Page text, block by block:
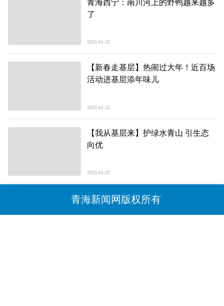
青海西宁：南川河上的野鸭越来越多
了
2025-01-22
【新春走基层】热闹过大年！近百场
活动进基层添年味儿
2025-01-22
【我从基层来】护绿水青山 引生态
向优
2025-01-22
青海新闻网版权所有